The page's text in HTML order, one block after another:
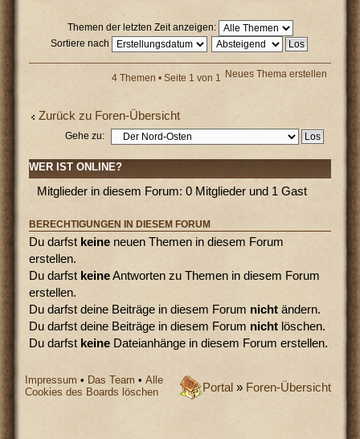
Themen der letzten Zeit anzeigen:
Sortiere nach
Neues Thema erstellen
4 Themen • Seite 1 von 1
Zurück zu Foren-Übersicht
Gehe zu:
WER IST ONLINE?
Mitglieder in diesem Forum: 0 Mitglieder und 1 Gast
BERECHTIGUNGEN IN DIESEM FORUM
Du darfst keine neuen Themen in diesem Forum
erstellen.
Du darfst keineAntworten zu Themen in diesem Forum
erstellen.
Du darfst deine Beiträge in diesem Forum nicht ändern.
Du darfst deine Beiträge in diesem Forum nicht löschen.
Du darfst keine Dateianhänge in diesem Forum erstellen.
Portal » Foren-Übersicht
Impressum • Das Team •Alle
Cookies des Boards löschen